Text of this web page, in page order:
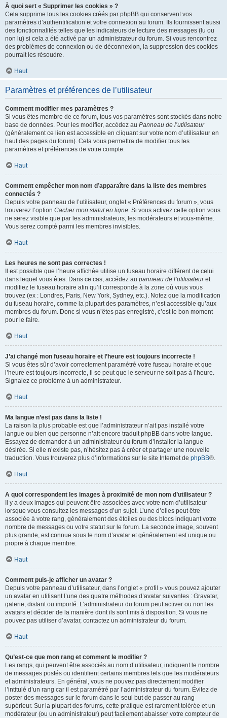
À quoi sert « Supprimer les cookies » ?
Cela supprime tous les cookies créés par phpBB qui conservent vos
paramètres d’authentification et votre connexion au forum. Ils fournissent aussi
des fonctionnalités telles que les indicateurs de lecture des messages (lu ou
non lu) si cela a été activé par un administrateur du forum. Si vous rencontrez
des problèmes de connexion ou de déconnexion, la suppression des cookies
pourrait les résoudre.
Haut
Paramètres et préférences de l’utilisateur
Comment modifier mes paramètres ?
Si vous êtes membre de ce forum, tous vos paramètres sont stockés dans notre
base de données. Pour les modifier, accédez au Panneau de l’utilisateur
(généralement ce lien est accessible en cliquant sur votre nom d’utilisateur en
haut des pages du forum). Cela vous permettra de modifier tous les
paramètres et préférences de votre compte.
Haut
Comment empêcher mon nom d’apparaître dans la liste des membres
connectés ?
Depuis votre panneau de l’utilisateur, onglet « Préférences du forum », vous
trouverez l’option Cacher mon statut en ligne. Si vous activez cette option vous
ne serez visible que par les administrateurs, les modérateurs et vous-même.
Vous serez compté parmi les membres invisibles.
Haut
Les heures ne sont pas correctes !
Il est possible que l’heure affichée utilise un fuseau horaire différent de celui
dans lequel vous êtes. Dans ce cas, accédez au panneau de l’utilisateuret
modifiez le fuseau horaire afin qu’il corresponde à la zone où vous vous
trouvez (ex : Londres, Paris, New York, Sydney, etc.). Notez que la modification
du fuseau horaire, comme la plupart des paramètres, n’est accessible qu’aux
membres du forum. Donc si vous n’êtes pas enregistré, c’est le bon moment
pour le faire.
Haut
J’ai changé mon fuseau horaire et l’heure est toujours incorrecte !
Si vous êtes sûr d’avoir correctement paramétré votre fuseau horaire et que
l’heure est toujours incorrecte, il se peut que le serveur ne soit pas à l’heure.
Signalez ce problème à un administrateur.
Haut
Ma langue n’est pas dans la liste !
La raison la plus probable est que l’administrateur n’ait pas installé votre
langue ou bien que personne n’ait encore traduit phpBB dans votre langue.
Essayez de demander à un administrateur du forum d’installer la langue
désirée. Si elle n’existe pas, n’hésitez pas à créer et partager une nouvelle
traduction. Vous trouverez plus d’informations sur le site Internet de phpBB®.
Haut
A quoi correspondent les images à proximité de mon nom d’utilisateur ?
Il y a deux images qui peuvent être associées avec votre nom d’utilisateur
lorsque vous consultez les messages d’un sujet. L’une d’elles peut être
associée à votre rang, généralement des étoiles ou des blocs indiquant votre
nombre de messages ou votre statut sur le forum. La seconde image, souvent
plus grande, est connue sous le nom d’avatar et généralement est unique ou
propre à chaque membre.
Haut
Comment puis-je afficher un avatar ?
Depuis votre panneau d’utilisateur, dans l’onglet « profil » vous pouvez ajouter
un avatar en utilisant l’une des quatre méthodes d’avatar suivantes : Gravatar,
galerie, distant ou importé. L’administrateur du forum peut activer ou non les
avatars et décider de la manière dont ils sont mis à disposition. Si vous ne
pouvez pas utiliser d’avatar, contactez un administrateur du forum.
Haut
Qu’est-ce que mon rang et comment le modifier ?
Les rangs, qui peuvent être associés au nom d’utilisateur, indiquent le nombre
de messages postés ou identifient certains membres tels que les modérateurs
et administrateurs. En général, vous ne pouvez pas directement modifier
l’intitulé d’un rang car il est paramétré par l’administrateur du forum. Évitez de
poster des messages sur le forum dans le seul but de passer au rang
supérieur. Sur la plupart des forums, cette pratique est rarement tolérée et un
modérateur (ou un administrateur) peut facilement abaisser votre compteur de